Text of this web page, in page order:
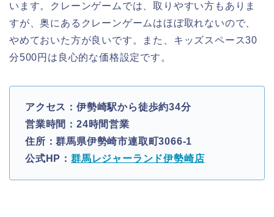
います。クレーンゲームでは、取りやすい方もありま
すが、奥にあるクレーンゲームはほぼ取れないので、
やめておいた方が良いです。また、キッズスペース30
分500円は良心的な価格設定です。
アクセス：伊勢崎駅から徒歩約34分
営業時間：24時間営業
住所：群馬県伊勢崎市連取町3066-1
公式HP： 群馬レジャーランド伊勢崎店